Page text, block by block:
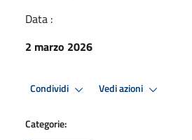
Data :
2 marzo 2026
Condividi Vedi azioni
Categorie: